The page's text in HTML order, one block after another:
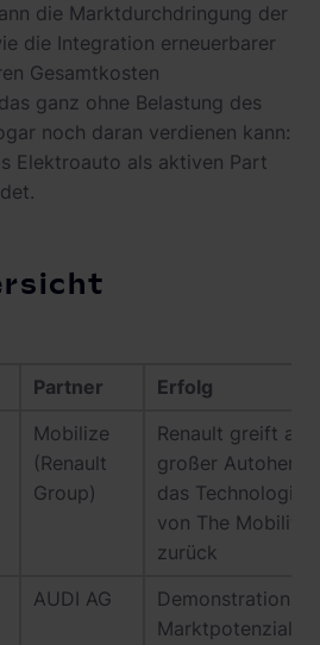
die Marktdurchdringung der
die Integration erneuerbarer
Gesamtkosten
ganz ohne Belastung des
noch daran verdienen kann:
Elektroauto als aktiven Part
Partner
Erfolg
Mobilize
(Renault
Group)
Renault greift als
großer
das
von The Mobility
zurück
AUDI AG
Demonstration
Marktpotenzials